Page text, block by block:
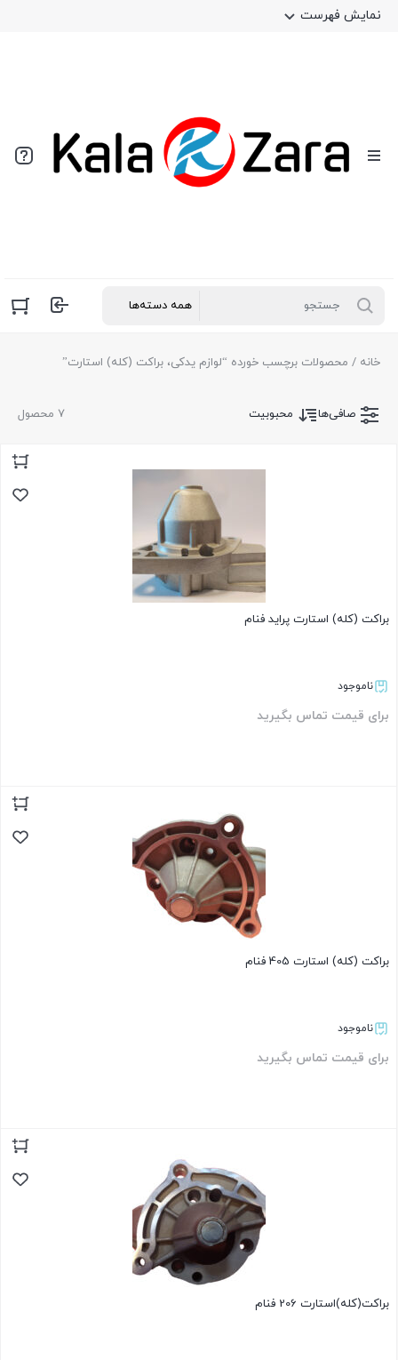
نمایش فهرست
خانه / محصولات برچسب خورده “لوازم یدکی، براکت (کله) استارت”
7 محصول صافی‌ها محبوبیت
براکت (کله) استارت پراید فنام
ناموجود
برای قیمت تماس بگیرید
براکت (کله) استارت 405 فنام
ناموجود
برای قیمت تماس بگیرید
براکت(کله)استارت 206 فنام